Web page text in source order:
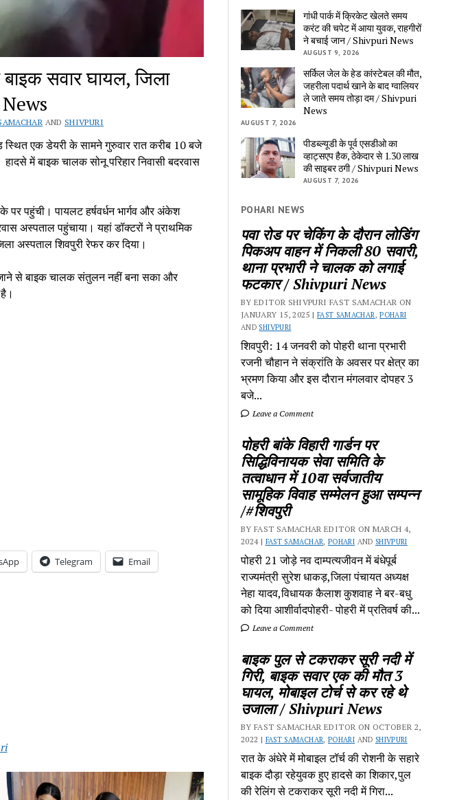
सवार घायल, जिला
AND SHIVPURI
स्थित एक डेयरी के सामने गुरुवार रात करीब 10 बजे
में बाइक चालक सोनू परिहार निवासी बदरवास
पर पहुंची। पायलट हर्षवर्धन भार्गव और अंकेश
अस्पताल पहुंचाया। यहां डॉक्टरों ने प्राथमिक
अस्पताल शिवपुरी रेफर कर दिया।
से बाइक चालक संतुलन नहीं बना सका और
Telegram Email
गांधी पार्क में क्रिकेट खेलते समय
करंट की चपेट में आया युवक, राहगीरों
ने बचाई जान / Shivpuri News
AUGUST 9, 2026
सर्किल जेल के हेड कांस्टेबल की मौत,
जहरीला पदार्थ खाने के बाद ग्वालियर
ले जाते समय तोड़ा दम / Shivpuri
News
AUGUST 7, 2026
पीडब्ल्यूडी के पूर्व एसडीओ का
व्हाट्सएप हैक, ठेकेदार से 1.30 लाख
की साइबर ठगी / Shivpuri News
AUGUST 7, 2026
POHARI NEWS
पवा रोड पर चेकिंग के दौरान लोडिंग
पिकअप वाहन में निकली 80 सवारी,
थाना प्रभारी ने चालक को लगाई
फटकार / Shivpuri News
BY EDITOR SHIVPURI FAST SAMACHAR ON
JANUARY 15, 2025 | FAST SAMACHAR,POHARI
AND SHIVPURI
शिवपुरी: 14 जनवरी को पोहरी थाना प्रभारी
रजनी चौहान ने संक्रांति के अवसर पर क्षेत्र का
भ्रमण किया और इस दौरान मंगलवार दोपहर 3
बजे...
Leave a Comment
पोहरी बांके विहारी गार्डन पर
सिद्धिविनायक सेवा समिति के
तत्वाधान में 10वा सर्वजातीय
सामूहिक विवाह सम्मेलन हुआ सम्पन्न
/#शिवपुरी
BY FAST SAMACHAR EDITOR ON MARCH 4,
2024 | FAST SAMACHAR, POHARI AND SHIVPURI
पोहरी 21 जोड़े नव दाम्पत्यजीवन में बंधेपूर्ब
राज्यमंत्री सुरेश धाकड़,जिला पंचायत अध्यक्ष
नेहा यादव,विधायक कैलाश कुशवाह ने बर-बधु
को दिया आशीर्वादपोहरी- पोहरी में प्रतिवर्ष की...
Leave a Comment
बाइक पुल से टकराकर सूरी नदी में
गिरी, बाइक सवार एक की मौत 3
घायल, मोबाइल टोर्च से कर रहे थे
उजाला / Shivpuri News
BY FAST SAMACHAR EDITOR ON OCTOBER 2,
2022 | FAST SAMACHAR, POHARI AND SHIVPURI
रात के अंधेरे में मोबाइल टॉर्च की रोशनी के सहारे
बाइक दौड़ा रहेयुवक हुए हादसे का शिकार,पुल
की रेलिंग से टकराकर सूरी नदी में गिरा...